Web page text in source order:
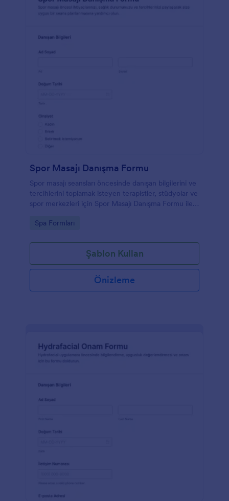
Spor Masajı Danışma Formu
Spor masajı seansları öncesinde danışan bilgilerini ve
tercihlerini toplamak isteyen terapistler, stüdyolar ve
spor merkezleri için Spor Masajı Danışma Formu ile
Go to Category:
Spa Formları
Şablon Kullan
Önizleme